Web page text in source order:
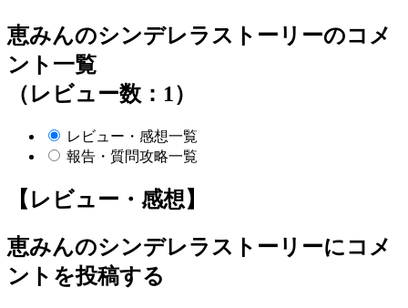
恵みんのシンデレラストーリーのコメ
ント一覧
（レビュー数：1）
レビュー・感想一覧
報告・質問攻略一覧
【レビュー・感想】
恵みんのシンデレラストーリーにコメ
ントを投稿する